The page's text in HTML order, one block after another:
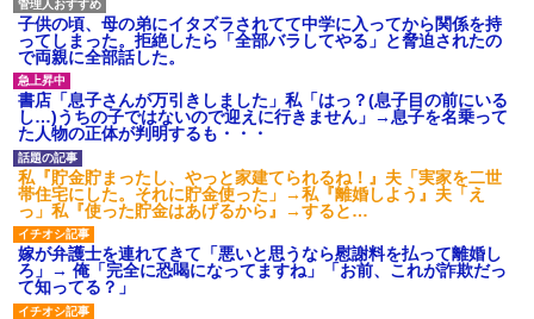
【衝撃】報酬100万円超の治験
募集がこちらｗｗｗｗｗ(※画像
あり)
【ネット騒然】惨殺されたタ
ワマン頂き女子のこの動画、す
げえええええｗｗｗｗｗｗｗｗ
ｗｗｗ
【愕然】白のクラウン俺氏、
高速道路左車線を制限速度で走
った結果wwwwwwwwwwww
百年の恋12-899 食べた量を
張り合ってくる
【悲報】佐藤輝明・・・２軍
でも盛大にやらかす←あまり悲
しませないでくれ
子供の頃、母の弟にイタズラされてて中学に入ってから関係を持
ってしまった。拒絶したら「全部バラしてやる」と脅迫されたの
で両親に全部話した。
書店「息子さんが万引きしました」私「はっ？(息子目の前にいる
し…)うちの子ではないので迎えに行きません」→息子を名乗って
た人物の正体が判明するも・・・
私『貯金貯まったし、やっと家建てられるね！』夫「実家を二世
帯住宅にした。それに貯金使った」→私『離婚しよう』夫「え
っ」私『使った貯金はあげるから』→すると…
嫁が弁護士を連れてきて「悪いと思うなら慰謝料を払って離婚し
ろ」→ 俺「完全に恐喝になってますね」「お前、これが詐欺だっ
て知ってる？」